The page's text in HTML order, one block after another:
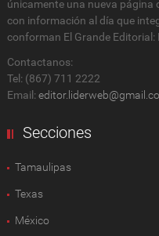
únicamente una nueva página
con información al día que
conforman El Grande Editorial:
Contactanos:
Tel: (867) 711 2222
Email:
Secciones
Tamaulipas
Texas
México